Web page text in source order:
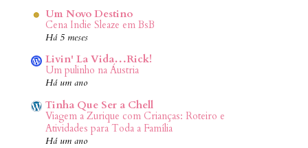
Um Novo Destino
Cena Indie Sleaze em BsB
Há 5 meses
Livin' La Vida…Rick!
Um pulinho na Áustria
Há um ano
Tinha Que Ser a Chell
Viagem a Zurique com Crianças: Roteiro e
Atividades para Toda a Família
Há um ano